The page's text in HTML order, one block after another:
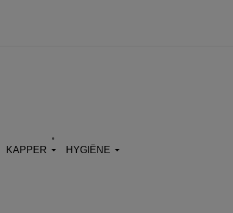
KAPPER HYGIËNE